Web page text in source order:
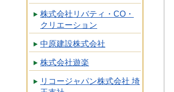
株式会社リバティ・CO・
クリエーション
中原建設株式会社
株式会社遊楽
リコージャパン株式会社 埼